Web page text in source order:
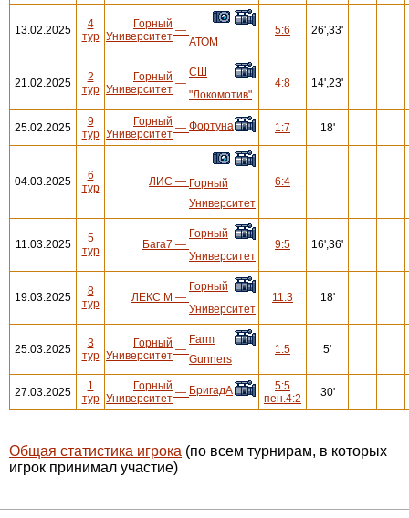
13.02.2025
4
тур
Горный
Университет —
АТОМ
5:6 26',33'
21.02.2025
2
тур
Горный
Университет —
СШ
"Локомотив"
4:8 14',23'
25.02.2025
9
тур
Горный
Университет — Фортуна 1:7 18'
04.03.2025
6
тур
ЛИС — Горный
Университет
6:4
11.03.2025
5
тур
Бага7 —
Горный
Университет
9:5 16',36'
19.03.2025
8
тур
ЛЕКС М —
Горный
Университет
11:3 18'
25.03.2025
3
тур
Горный
Университет —
Farm
Gunners
1:5 5'
27.03.2025
1
тур
Горный
Университет — БригадА
5:5
пен.4:2
30'
Общая статистика игрока (по всем турнирам, в которых
игрок принимал участие)